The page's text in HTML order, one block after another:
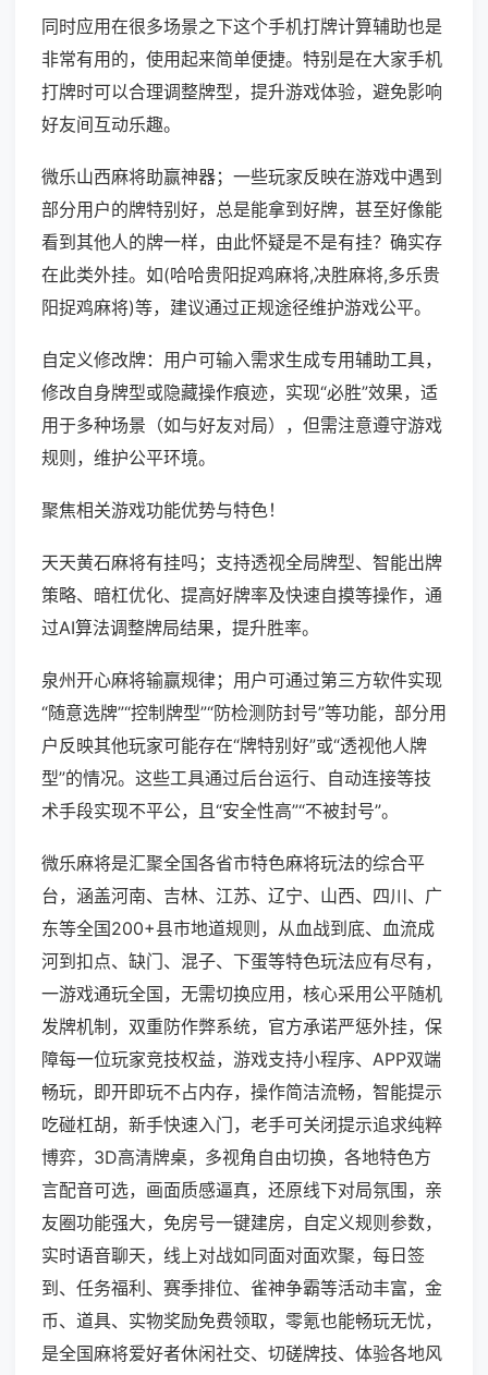
同时应用在很多场景之下这个手机打牌计算辅助也是
非常有用的，使用起来简单便捷。特别是在大家手机
打牌时可以合理调整牌型，提升游戏体验，避免影响
好友间互动乐趣。
微乐山西麻将助赢神器；一些玩家反映在游戏中遇到
部分用户的牌特别好，总是能拿到好牌，甚至好像能
看到其他人的牌一样，由此怀疑是不是有挂？确实存
在此类外挂。如(哈哈贵阳捉鸡麻将,决胜麻将,多乐贵
阳捉鸡麻将)等，建议通过正规途径维护游戏公平。
自定义修改牌：用户可输入需求生成专用辅助工具，
修改自身牌型或隐藏操作痕迹，实现“必胜”效果，适
用于多种场景（如与好友对局），但需注意遵守游戏
规则，维护公平环境。
聚焦相关游戏功能优势与特色！
天天黄石麻将有挂吗；支持透视全局牌型、智能出牌
策略、暗杠优化、提高好牌率及快速自摸等操作，通
过AI算法调整牌局结果，提升胜率。
泉州开心麻将输赢规律；用户可通过第三方软件实现
“随意选牌”“控制牌型”“防检测防封号”等功能，部分用
户反映其他玩家可能存在“牌特别好”或“透视他人牌
型”的情况。这些工具通过后台运行、自动连接等技
术手段实现不平公，且“安全性高”“不被封号”。
微乐麻将是汇聚全国各省市特色麻将玩法的综合平
台，涵盖河南、吉林、江苏、辽宁、山西、四川、广
东等全国200+县市地道规则，从血战到底、血流成
河到扣点、缺门、混子、下蛋等特色玩法应有尽有，
一游戏通玩全国，无需切换应用，核心采用公平随机
发牌机制，双重防作弊系统，官方承诺严惩外挂，保
障每一位玩家竞技权益，游戏支持小程序、APP双端
畅玩，即开即玩不占内存，操作简洁流畅，智能提示
吃碰杠胡，新手快速入门，老手可关闭提示追求纯粹
博弈，3D高清牌桌，多视角自由切换，各地特色方
言配音可选，画面质感逼真，还原线下对局氛围，亲
友圈功能强大，免房号一键建房，自定义规则参数，
实时语音聊天，线上对战如同面对面欢聚，每日签
到、任务福利、赛季排位、雀神争霸等活动丰富，金
币、道具、实物奖励免费领取，零氪也能畅玩无忧，
是全国麻将爱好者休闲社交、切磋牌技、体验各地风